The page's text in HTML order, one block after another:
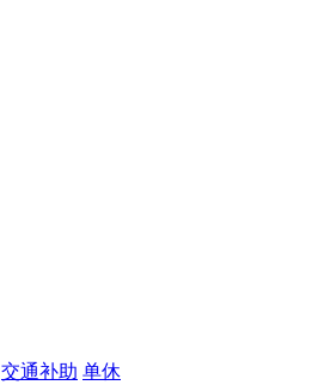
交通补助 单休